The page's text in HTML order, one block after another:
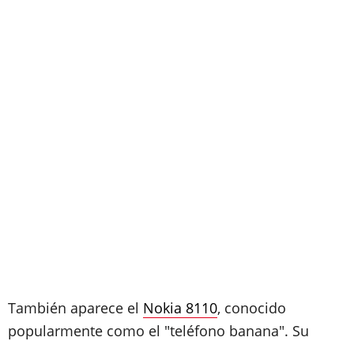
También aparece el Nokia 8110, conocido
popularmente como el "teléfono banana". Su